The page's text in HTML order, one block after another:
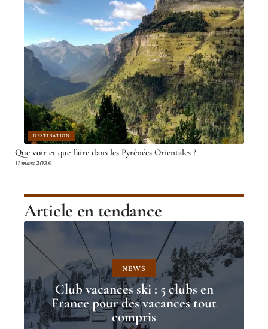
DESTINATION
Que voir et que faire dans les Pyrénées Orientales ?
11 mars 2026
Article en tendance
NEWS
Club vacances ski : 5 clubs en
France pour des vacances tout
compris